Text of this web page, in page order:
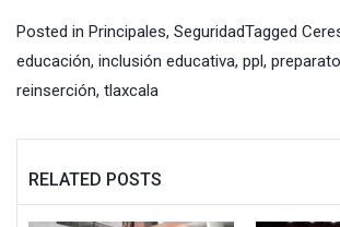
Posted in Principales, SeguridadTagged
educación, inclusión educativa, ppl,
reinserción, tlaxcala
RELATED POSTS